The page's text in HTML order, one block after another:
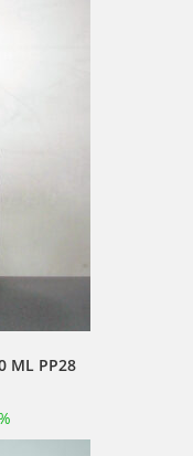
ML PP28